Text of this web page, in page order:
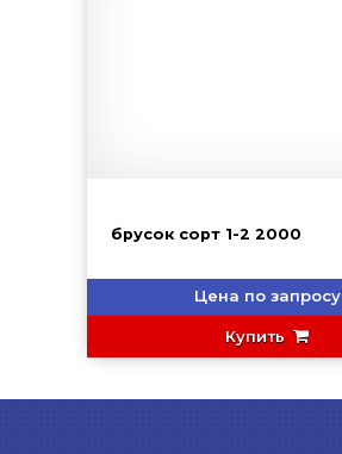
брусок сорт 1-2 2000
Цена по запросу
Купить